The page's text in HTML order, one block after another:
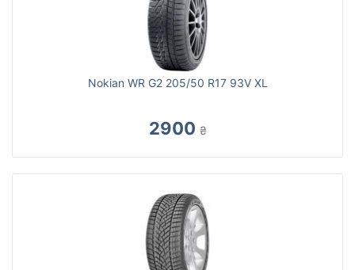
Nokian WR G2 205/50 R17 93V XL
2900 ₴